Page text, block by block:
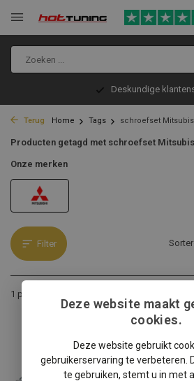
Deskundige
Terug Home Tags schroefset
Producten getagd met schroefset
Onze merken
Filter
1 product
Mitsubishi Lancer
Mitsubishi Lancer EVO
Deze website maakt
cookies.
Deze website gebruikt
gebruikerservaring te verbeteren.
te gebruiken, stemt u in met